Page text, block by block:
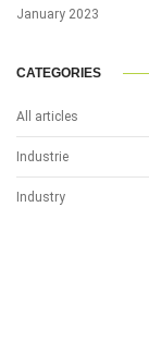
January 2023
CATEGORIES
All articles
Industrie
Industry